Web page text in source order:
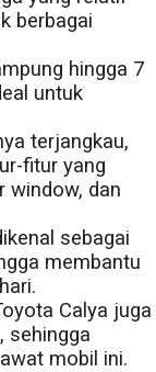
berbagai
hingga 7
untuk
terjangkau,
fitur yang
window, dan
sebagai
membantu
Calya juga
sehingga
mobil ini.